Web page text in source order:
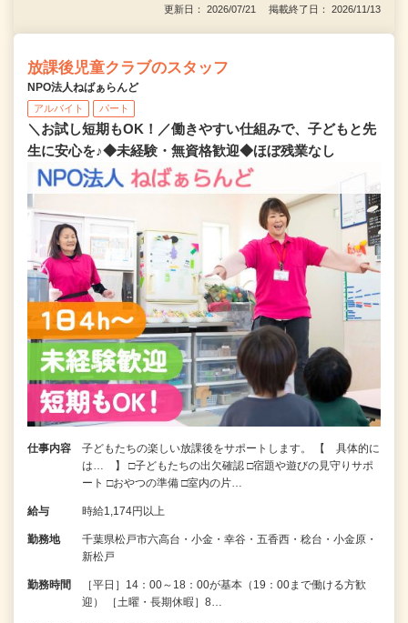
更新日： 2026/07/21 掲載終了日： 2026/11/13
放課後児童クラブのスタッフ
NPO法人ねばぁらんど
アルバイト パート
＼お試し短期もOK！／働きやすい仕組みで、子どもと先
生に安心を♪◆未経験・無資格歓迎◆ほぼ残業なし
仕事内容
子どもたちの楽しい放課後をサポートします。 【 具体的に
は… 】 □子どもたちの出欠確認 □宿題や遊びの見守りサポ
ート □おやつの準備 □室内の片…
給与 時給1,174円以上
勤務地
千葉県松戸市六高台・小金・幸谷・五香西・稔台・小金原・
新松戸
勤務時間
［平日］14：00～18：00が基本（19：00まで働ける方歓
迎） ［土曜・長期休暇］8…